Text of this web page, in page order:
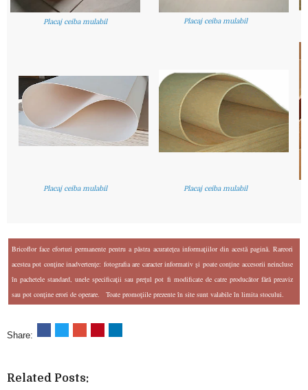
Placaj ceiba mulabil Placaj ceiba mulabil
Placaj ceiba mulabil Placaj ceiba mulabil
Bricoflor face eforturi permanente pentru a păstra acurateţea informaţiilor din acestă pagină. Rareori
acestea pot conţine inadvertenţe: fotografia are caracter informativ şi poate conţine accesorii neincluse
în pachetele standard, unele specificaţii sau preţul pot fi modificate de catre producător fără preaviz
sau pot conţine erori de operare. Toate promoţiile prezente în site sunt valabile în limita stocului.
Share:
Related Posts: